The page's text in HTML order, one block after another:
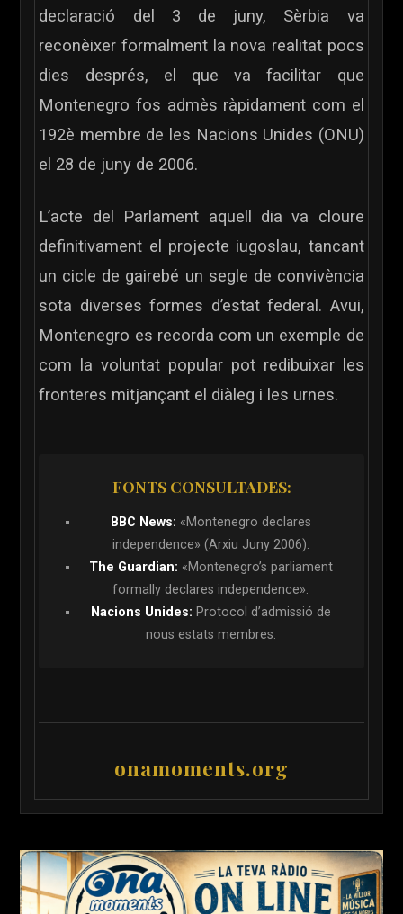
declaració del 3 de juny, Sèrbia va
reconèixer formalment la nova realitat pocs
dies després, el que va facilitar que
Montenegro fos admès ràpidament com el
192è membre de les Nacions Unides (ONU)
el 28 de juny de 2006.
L’acte del Parlament aquell dia va cloure
definitivament el projecte iugoslau, tancant
un cicle de gairebé un segle de convivència
sota diverses formes d’estat federal. Avui,
Montenegro es recorda com un exemple de
com la voluntat popular pot redibuixar les
fronteres mitjançant el diàleg i les urnes.
FONTS CONSULTADES:
BBC News: «Montenegro declares
independence» (Arxiu Juny 2006).
The Guardian: «Montenegro’s parliament
formally declares independence».
Nacions Unides: Protocol d’admissió de
nous estats membres.
onamoments.org